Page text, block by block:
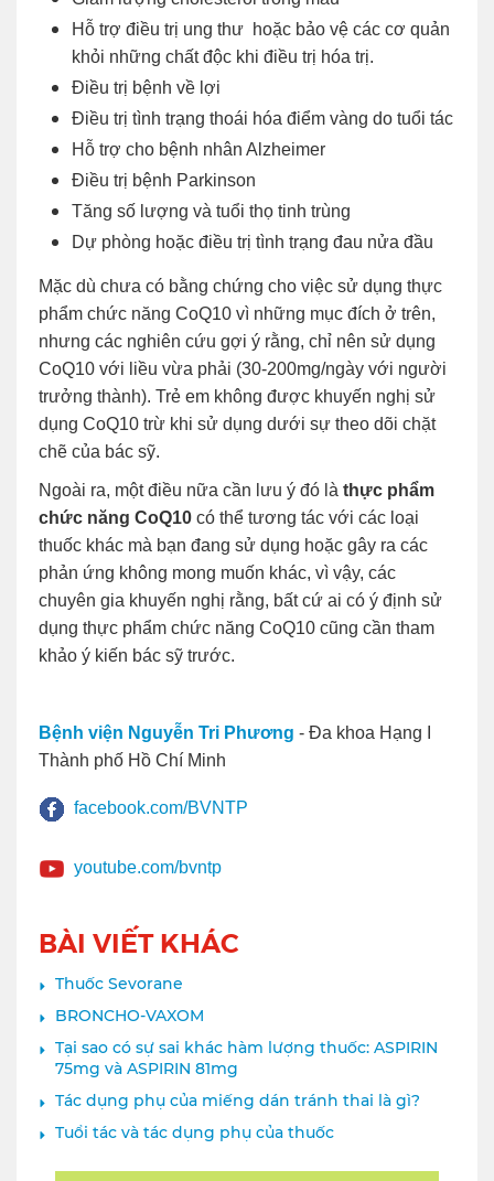
Hỗ trợ điều trị ung thư hoặc bảo vệ các cơ quản
khỏi những chất độc khi điều trị hóa trị.
Điều trị bệnh về lợi
Điều trị tình trạng thoái hóa điểm vàng do tuổi tác
Hỗ trợ cho bệnh nhân Alzheimer
Điều trị bệnh Parkinson
Tăng số lượng và tuổi thọ tinh trùng
Dự phòng hoặc điều trị tình trạng đau nửa đầu
Mặc dù chưa có bằng chứng cho việc sử dụng thực
phẩm chức năng CoQ10 vì những mục đích ở trên,
nhưng các nghiên cứu gợi ý rằng, chỉ nên sử dụng
CoQ10 với liều vừa phải (30-200mg/ngày với người
trưởng thành). Trẻ em không được khuyến nghị sử
dụng CoQ10 trừ khi sử dụng dưới sự theo dõi chặt
chẽ của bác sỹ.
Ngoài ra, một điều nữa cần lưu ý đó là thực phẩm
chức năng CoQ10 có thể tương tác với các loại
thuốc khác mà bạn đang sử dụng hoặc gây ra các
phản ứng không mong muốn khác, vì vậy, các
chuyên gia khuyến nghị rằng, bất cứ ai có ý định sử
dụng thực phẩm chức năng CoQ10 cũng cần tham
khảo ý kiến bác sỹ trước.
Bệnh viện Nguyễn Tri Phương - Đa khoa Hạng I
Thành phố Hồ Chí Minh
facebook.com/BVNTP
youtube.com/bvntp
BÀI VIẾT KHÁC
Thuốc Sevorane
BRONCHO-VAXOM
Tại sao có sự sai khác hàm lượng thuốc: ASPIRIN
75mg và ASPIRIN 81mg
Tác dụng phụ của miếng dán tránh thai là gì?
Tuổi tác và tác dụng phụ của thuốc